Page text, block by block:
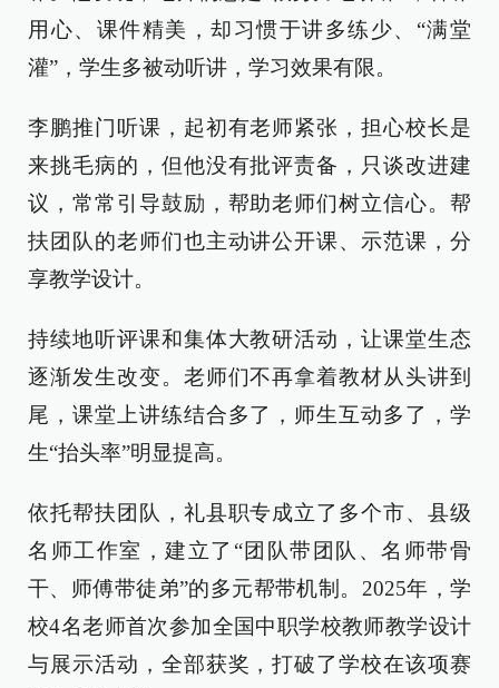
用心、课件精美，却习惯于讲多练少、“满堂
灌”，学生多被动听讲，学习效果有限。
李鹏推门听课，起初有老师紧张，担心校长是
来挑毛病的，但他没有批评责备，只谈改进建
议，常常引导鼓励，帮助老师们树立信心。帮
扶团队的老师们也主动讲公开课、示范课，分
享教学设计。
持续地听评课和集体大教研活动，让课堂生态
逐渐发生改变。老师们不再拿着教材从头讲到
尾，课堂上讲练结合多了，师生互动多了，学
生“抬头率”明显提高。
依托帮扶团队，礼县职专成立了多个市、县级
名师工作室，建立了“团队带团队、名师带骨
干、师傅带徒弟”的多元帮带机制。2025年，学
校4名老师首次参加全国中职学校教师教学设计
与展示活动，全部获奖，打破了学校在该项赛